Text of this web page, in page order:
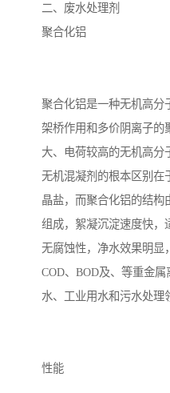
二、废水处理剂
聚合化铝
聚合化铝是一种无机高分
架桥作用和多价阴离子的
大、电荷较高的无机高分
无机混凝剂的根本区别在
晶盐，而聚合化铝的结构
组成，絮凝沉淀速度快，
无腐蚀性，净水效果明显
COD、BOD及、等重金
水、工业用水和污水处理
性能